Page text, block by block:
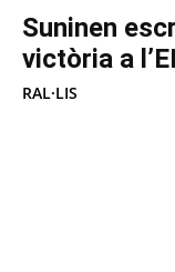
Suninen
victòria a
RAL·LIS